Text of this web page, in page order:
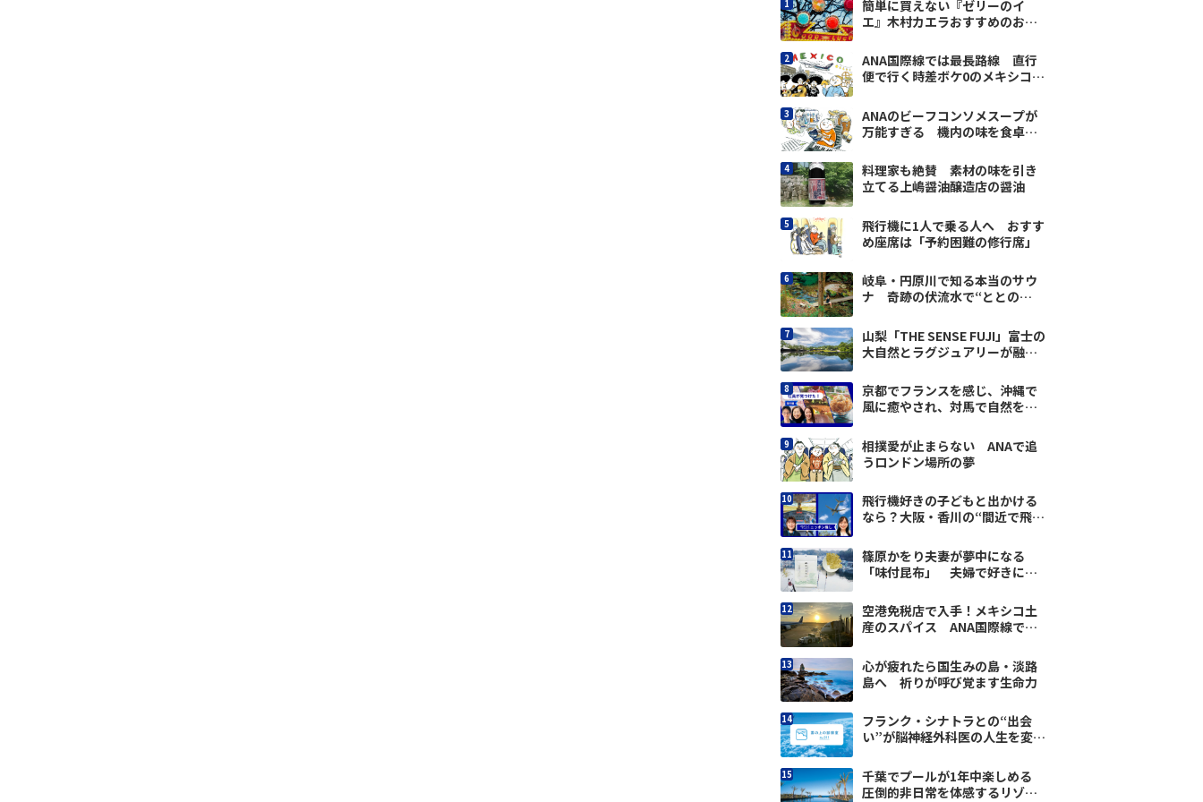
簡単に買えない『ゼリーのイ
エ』木村カエラおすすめのお取
ANA国際線では最長路線 直行
便で行く時差ボケ0のメキシコ
ANAのビーフコンソメスープが
万能すぎる 機内の味を食卓の
料理家も絶賛 素材の味を引き
立てる上嶋醤油醸造店の醤油
飛行機に1人で乗る人へ おすす
め座席は「予約困難の修行席」
岐阜・円原川で知る本当のサウ
ナ 奇跡の伏流水で“ととの
山梨「THE SENSE FUJI」富士の
大自然とラグジュアリーが融合
京都でフランスを感じ、沖縄で
風に癒やされ、対馬で自然を味
楽しみ
相撲愛が止まらない ANAで追
うロンドン場所の夢
飛行機好きの子どもと出かける
なら？大阪・香川の“間近で飛
篠原かをり夫妻が夢中になる
「味付昆布」 夫婦で好きにな
空港免税店で入手！メキシコ土
産のスパイス ANA国際線で地
心が疲れたら国生みの島・淡路
島へ 祈りが呼び覚ます生命力
フランク・シナトラとの“出会
い”が脳神経外科医の人生を変え
千葉でプールが1年中楽しめる
圧倒的非日常を体感するリゾー